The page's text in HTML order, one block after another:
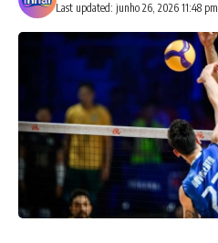
Last updated: junho 26, 2026 11:48 pm